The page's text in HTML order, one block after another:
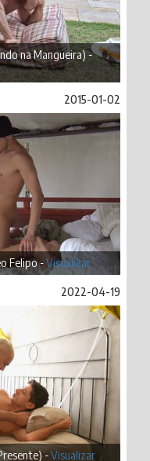
na Mangueira) -
2015-01-02
Felipo -Visualizar
2022-04-19
-Visualizar